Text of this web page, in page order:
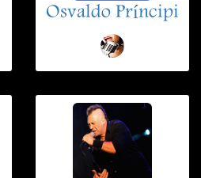
Osvaldo Príncipi